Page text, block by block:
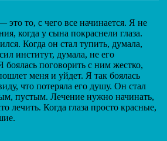
то, с чего все начинается. Я не
когда у сына покраснели глаза.
Когда он стал тупить, думала,
институт, думала, не его
боялась поговорить с ним жестко,
меня и уйдет. Я так боялась
что потеряла его душу. Он стал
пустым. Лечение нужно начинать,
лечить. Когда глаза просто красные,